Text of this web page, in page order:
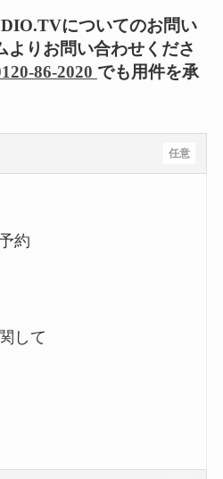
についてのお問い
よりお問い合わせくださ
86-2020 でも用件を承
任意
約
して